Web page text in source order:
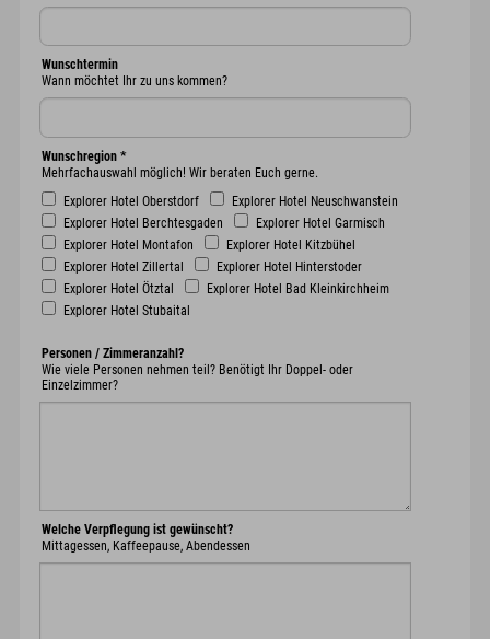
Wunschtermin
Wann möchtet Ihr zu uns kommen?
Wunschregion *
Mehrfachauswahl möglich! Wir beraten Euch gerne.
Explorer Hotel Oberstdorf
Explorer Hotel Neuschwanstein
Explorer Hotel Berchtesgaden
Explorer Hotel Garmisch
Explorer Hotel Montafon
Explorer Hotel Kitzbühel
Explorer Hotel Zillertal
Explorer Hotel Hinterstoder
Explorer Hotel Ötztal
Explorer Hotel Bad Kleinkirchheim
Explorer Hotel Stubaital
Personen / Zimmeranzahl?
Wie viele Personen nehmen teil? Benötigt Ihr Doppel- oder
Einzelzimmer?
Welche Verpflegung ist gewünscht?
Mittagessen, Kaffeepause, Abendessen